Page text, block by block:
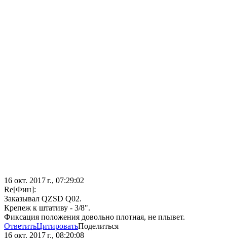
16 окт. 2017 г., 07:29:02
Re[Фин]:
Заказывал QZSD Q02.
Крепеж к штативу - 3/8".
Фиксация положения довольно плотная, не плывет.
ОтветитьЦитироватьПоделиться
16 окт. 2017 г., 08:20:08